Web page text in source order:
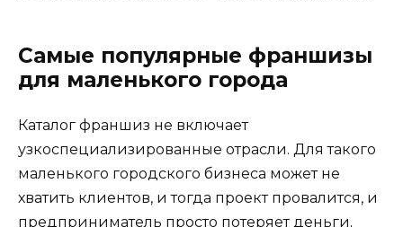
Самые популярные франшизы
для маленького города
Каталог франшиз не включает
узкоспециализированные отрасли. Для такого
маленького городского бизнеса может не
хватить клиентов, и тогда проект провалится, и
предприниматель просто потеряет деньги.